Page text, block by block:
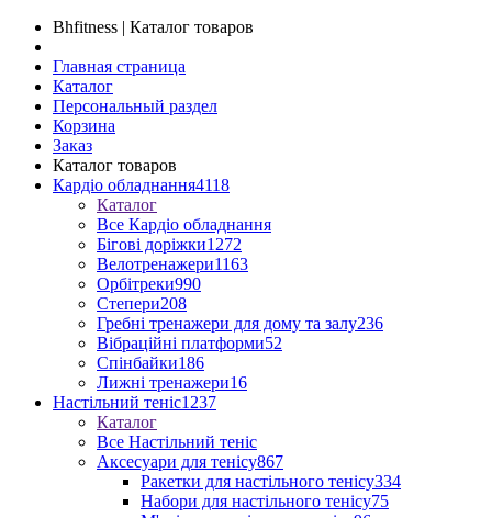
Bhfitness | Каталог товаров
Главная страница
Каталог
Персональный раздел
Корзина
Заказ
Каталог товаров
Кардіо обладнання4118
Каталог
Все Кардіо обладнання
Бігові доріжки1272
Велотренажери1163
Орбітреки990
Степери208
Гребні тренажери для дому та залу236
Вібраційні платформи52
Спінбайки186
Лижні тренажери16
Настільний теніс1237
Каталог
Все Настільний теніс
Аксесуари для тенісу867
Ракетки для настільного тенісу334
Набори для настільного тенісу75